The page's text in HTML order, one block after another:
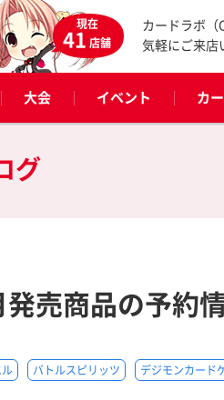
現在
41店舗
カードラボ
気軽にご来店
大会 イベント カ
グ
発売商品の予約
バトルスピリッツ デジモンカード